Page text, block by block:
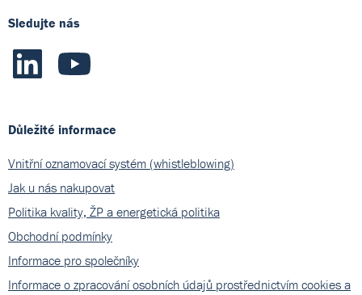
Sledujte nás
Důležité informace
Vnitřní oznamovací systém (whistleblowing)
Jak u nás nakupovat
Politika kvality, ŽP a energetická politika
Obchodní podmínky
Informace pro společníky
Informace o zpracování osobních údajů prostřednictvím cookies a